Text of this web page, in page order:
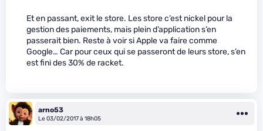
Et en passant, exit le store. Les store c’est nickel pour la
gestion des paiements, mais plein d’application s’en
passerait bien. Reste à voir si Apple va faire comme
Google… Car pour ceux qui se passeront de leurs store, s’en
est fini des 30% de racket.
arno53
Le 03/02/2017 à 18h05